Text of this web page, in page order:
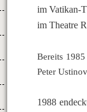
im Vatikan-
im Theatre
Bereits
Peter
1988